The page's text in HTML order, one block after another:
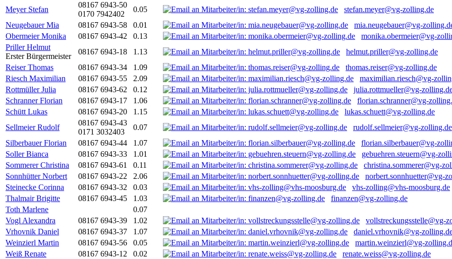
Meyer Stefan
08167 6943-50
0170 7942402
0.05
stefan.meyer@vg-zolling.de
Neugebauer Mia
08167 6943-58 0.01
mia.neugebauer@vg-
Obermeier Monika
08167 6943-42 0.13
monika.obermeier@vg-
Priller Helmut
Erster Bürgermeister
08167 6943-18 1.13
helmut.priller@vg-zolling.de
Reiser Thomas
08167 6943-34 1.09
thomas.reiser@vg-zolling.de
Riesch Maximilian
08167 6943-55 2.09
maximilian.riesch@vg-
Rottmüller Julia
08167 6943-62 0.12
julia.rottmueller@vg-
Schranner Florian
08167 6943-17 1.06
florian.schranner@vg-
Schütt Lukas
08167 6943-20 1.15
lukas.schuett@vg-zolling.de
Sellmeier Rudolf
08167 6943-43
0171 3032403
0.07
rudolf.sellmeier@vg-zolling.de
Silberbauer Florian
08167 6943-44 1.07
florian.silberbauer@vg-
Soller Bianca
08167 6943-33 1.01
gebuehren.steuern@vg-
Sommerer Christina
08167 6943-61 0.11
christina.sommerer@vg-
Sonnhütter Norbert
08167 6943-22 2.06
norbert.sonnhuetter@vg-
Steinecke Corinna
08167 6943-32 0.03
vhs-zolling@vhs-moosburg.de
Thalmair Brigitte
08167 6943-45 1.03
finanzen@vg-zolling.de
Toth Marlene
0.07
Vogl Alexandra
08167 6943-39 1.02
vollstreckungsstelle@vg-
Vrhovnik Daniel
08167 6943-37 1.07
daniel.vrhovnik@vg-
Weinzierl Martin
08167 6943-56 0.05
martin.weinzierl@vg-
Weiß Renate
08167 6943-12 0.02
renate.weiss@vg-zolling.de